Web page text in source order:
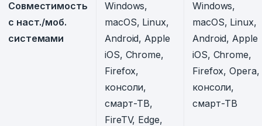
Совместимость
с наст./моб.
системами
Windows,
macOS, Linux,
Android, Apple
iOS, Chrome,
Firefox,
консоли,
смарт-ТВ,
FireTV, Edge,
Windows,
macOS, Linux,
Android, Apple
iOS, Chrome,
Firefox, Opera,
консоли,
смарт-ТВ